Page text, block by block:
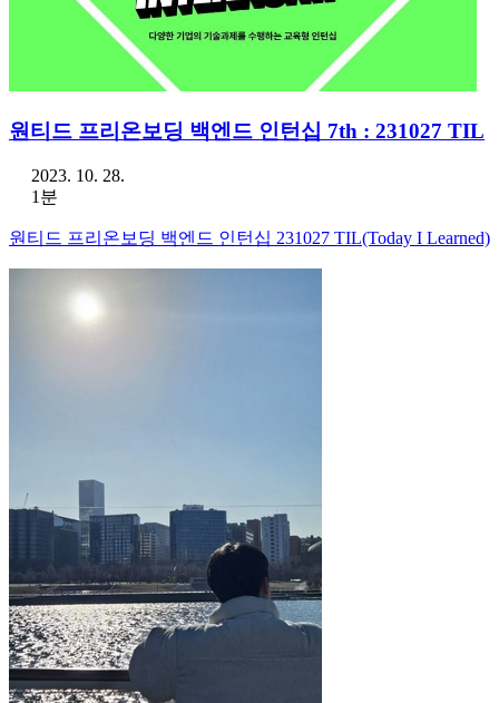
원티드 프리온보딩 백엔드 인턴십 7th : 231027 TIL
2023. 10. 28.
1분
원티드 프리온보딩 백엔드 인턴십 231027 TIL(Today I Learned)